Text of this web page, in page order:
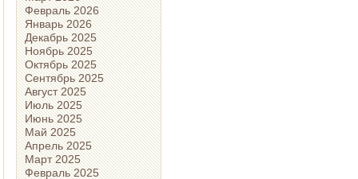
Февраль 2026
Январь 2026
Декабрь 2025
Ноябрь 2025
Октябрь 2025
Сентябрь 2025
Август 2025
Июль 2025
Июнь 2025
Май 2025
Апрель 2025
Март 2025
Февраль 2025